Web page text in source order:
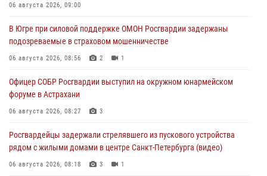
06 августа 2026, 09:00
В Югре при силовой поддержке ОМОН Росгвардии задержаны
подозреваемые в страховом мошенничестве
06 августа 2026, 08:56 2 1
Офицер СОБР Росгвардии выступил на окружном юнармейском
форуме в Астрахани
06 августа 2026, 08:27 3
Росгвардейцы задержали стрелявшего из пускового устройства
рядом с жилыми домами в центре Санкт-Петербурга (видео)
06 августа 2026, 08:18 3 1